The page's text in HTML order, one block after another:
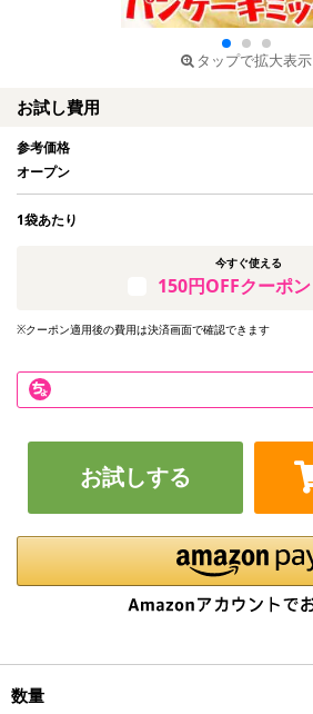
タップで拡大表示
お試し費用
参考価格
オープン
1袋あたり
今すぐ使える
150円OFFクーポン
※クーポン適用後の費用は決済画面で確認できます
お試しする
数量